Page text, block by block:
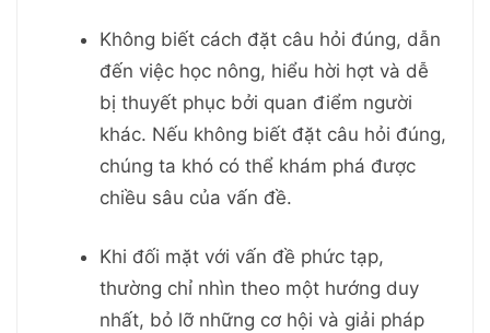
Không biết cách đặt câu hỏi đúng, dẫn
đến việc học nông, hiểu hời hợt và dễ
bị thuyết phục bởi quan điểm người
khác. Nếu không biết đặt câu hỏi đúng,
chúng ta khó có thể khám phá được
chiều sâu của vấn đề.
Khi đối mặt với vấn đề phức tạp,
thường chỉ nhìn theo một hướng duy
nhất, bỏ lỡ những cơ hội và giải pháp